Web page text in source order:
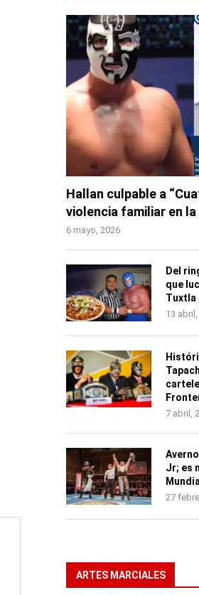
Hallan culpable a
violencia familiar en la
6 mayo, 2026
Del
que
Tuxtla
13
7 abril,
Jr; es
27
ARTES MARCIALES